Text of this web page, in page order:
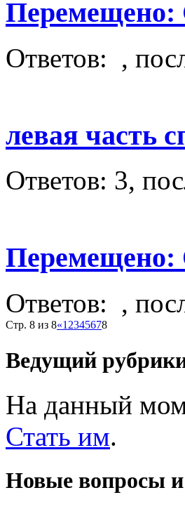
Перемещено:
Ответов: ,
левая часть
Ответов: 3,
Перемещено:
Ответов: ,
Стр. 8 из 8«1 2345678
Ведущий
На данный
Стать им.
Новые вопросы